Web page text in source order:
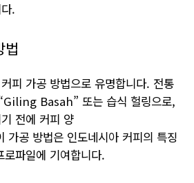
.
법
피 가공 방법으로 유명합니다. 전통
Basah” 또는 습식 헐링으로,
전에 커피 양
가공 방법은 인도네시아 커피의 특징
파일에 기여합니다.